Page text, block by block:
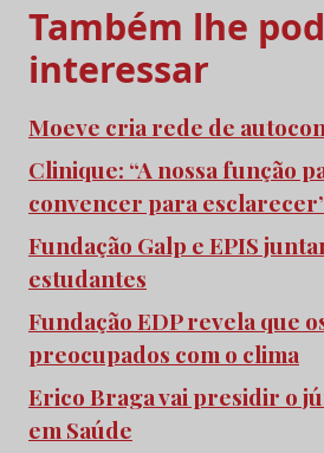
Também lhe
interessar
Moeve cria rede de
Clinique: “A nossa função
convencer para
Fundação Galp e EPIS
estudantes
Fundação EDP revela que
preocupados com o clima
Erico Braga vai presidir o
em Saúde